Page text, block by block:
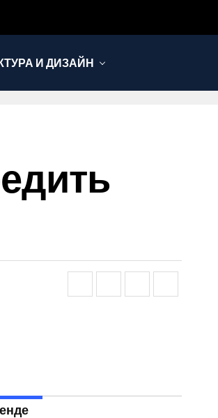
И ДИЗАЙН